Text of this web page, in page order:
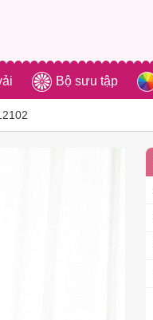
Bộ sưu tập